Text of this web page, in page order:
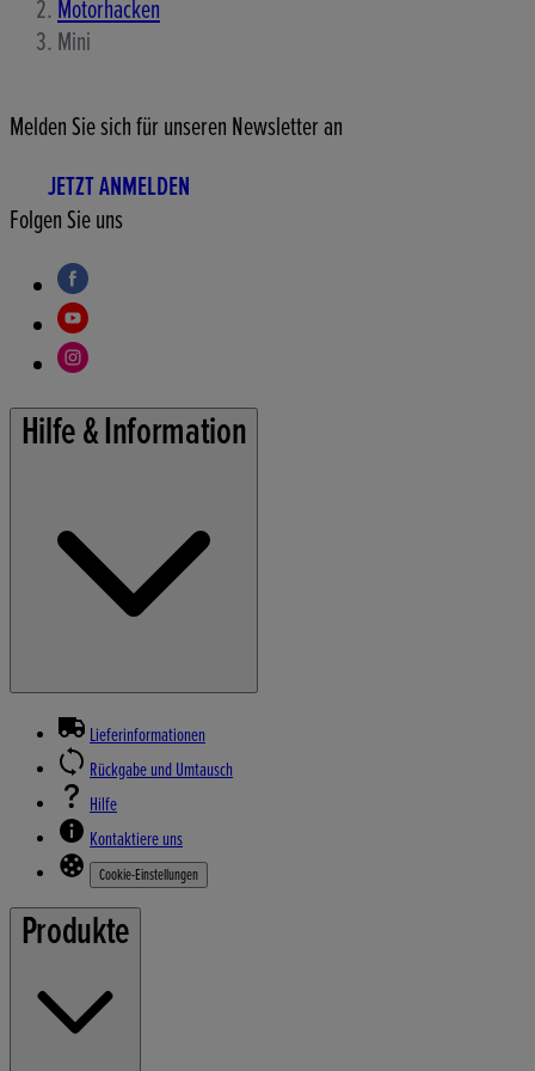
Motorhacken
Mini
Melden Sie sich für unseren Newsletter an
JETZT ANMELDEN
Folgen Sie uns
Hilfe & Information
Lieferinformationen
Rückgabe und Umtausch
Hilfe
Kontaktiere uns
Cookie-Einstellungen
Produkte